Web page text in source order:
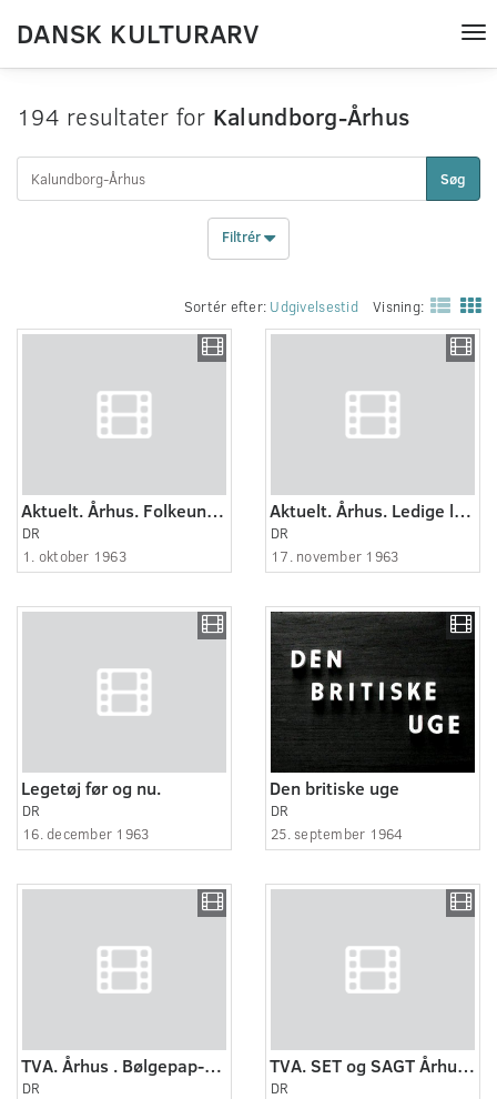
DANSK KULTURARV
194 resultater for Kalundborg-Århus
Søg
Filtrér
Sortér efter: Udgivelsestid Visning:
Aktuelt. Århus. Folkeundersøgelse.
DR
1. oktober 1963
Aktuelt. Århus. Ledige lejligheder i Randers.
DR
17. november 1963
Legetøj før og nu.
DR
16. december 1963
Den britiske uge
DR
25. september 1964
TVA. Århus . Bølgepap-fabrik ved Randers blev i dag indviet.
DR
TVA. SET og SAGT Århus. Skallingen ved Esbjerg er stadig fuld af miner fra fra sidste verdenskrig.
DR